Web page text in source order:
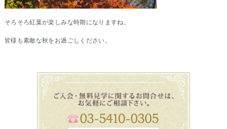
そろそろ紅葉が楽しみな時期になりますね。
皆様も素敵な秋をお過ごしください。